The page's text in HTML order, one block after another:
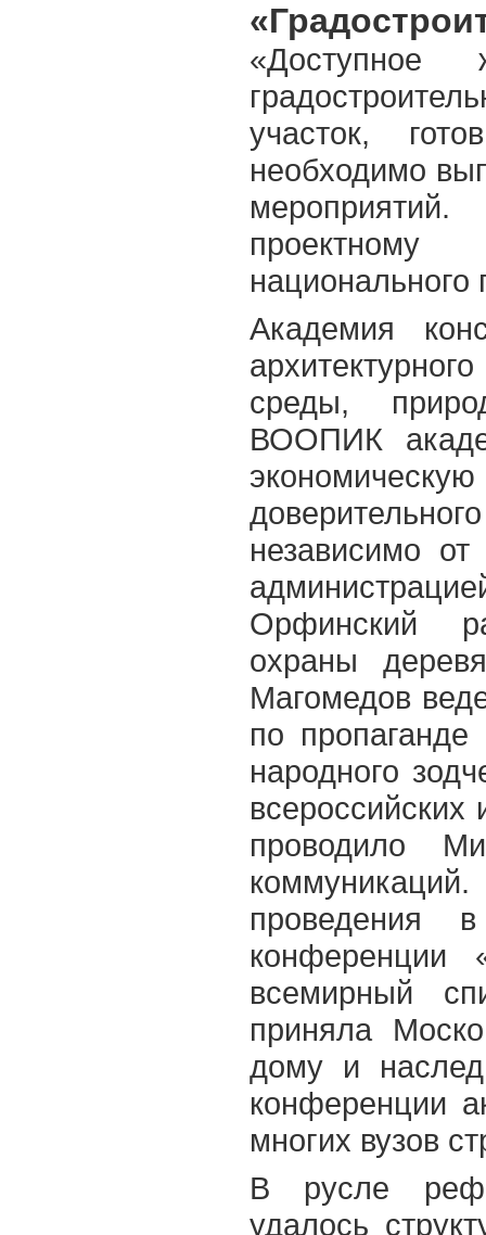
«Доступное
участок,
необходимо
национального
Академия
среды,
ВООПИК
независимо
Орфинский
охраны
Магомедов
по пропаганде
народного
проводило
проведения
конференции
всемирный
приняла
дому и
конференции
многих вузов
В русле
удалось